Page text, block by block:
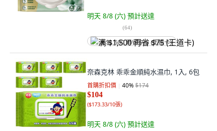
明天 8/8 (六) 預計送達
(64)
满 $1,500 再省 $75 (王道卡)
奈森克林 乖乖金順純水濕巾, 1入, 6包
首購折扣價 40%$174
$104
($173.33/10張)
明天 8/8 (六) 預計送達